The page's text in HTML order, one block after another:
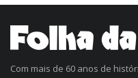
Com mais de 60 anos de